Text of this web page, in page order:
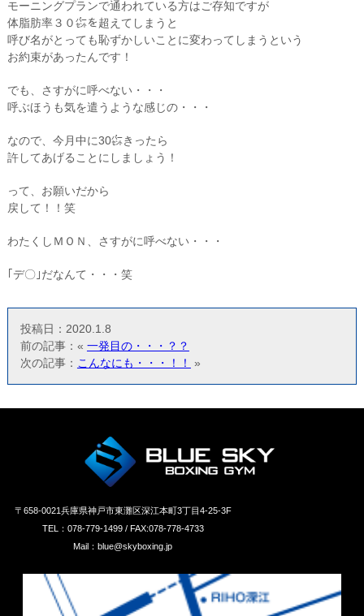
モーニングプランで通われている方はご存知ですが
体脂肪率３０㌫を超えてしまうと
呼び名がとっても恥ずかしいことに変わってしまうという
お約束があったんです！
でも、さすがに呼べない・・・
呼ぶほうも気を遣うような感じの・・・
なので、今月中に30㌫きったら
許してあげることにしましょう！
って、お願いだから
戻して！！笑
わたくしＭＯＮ、さすがに呼べない・・・
｢デ〇｣だなんて・・・笑
投稿日：2020.1.8
前の記事：« 一発目の・・・？？
次の記事： こんなにも・・・！！ »
〒658‐0021兵庫県神戸市東灘区深江本町3丁目4-25-3F
TEL：078-779-1499 / FAX:078-778-4733
Mail：blue@skyboxing.jp